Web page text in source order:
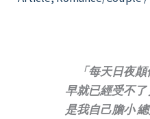
「每天日夜
早就已經受不
是我自己膽小